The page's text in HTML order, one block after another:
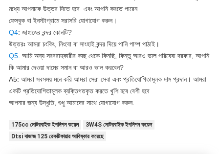
মধ্যে আপনাকে উত্তর দিতে হবে. এবং আপনি করতে পারেন
ফেসবুক বা ইনস্টাগ্রামে সরাসরি যোগাযোগ করুন।
Q4: জাহাজের বন্দর কোনটি?
উত্তরঃ আমরা চংকিং, নিংবো বা সাংহাই বন্দর দিয়ে পানি পাম্প পাঠাই।
Q5: আমি অন্য সরবরাহকারীর কাছ থেকে কিনছি, কিন্তু আরও ভাল পরিষেবা দরকার, আপনি
কি আমার দেওয়া দামের সমান বা আরও ভাল করবেন?
A5: আমরা সবসময় মনে করি আমরা সেরা সেবা এবং প্রতিযোগিতামূলক দাম প্রদান। আমরা
একটি প্রতিযোগিতামূলক ব্যক্তিগতকৃত করতে খুশি হবে বেশী হবে
আপনার জন্য উদ্ধৃতি, শুধু আমাদের সাথে যোগাযোগ করুন.
175cc মোটরবাইক ইগনিশন কয়েল
3W4S মোটরবাইক ইগনিশন কয়েল
Dtsi বাজাজ 125 রেকটিফায়ার আবিষ্কার করেছে